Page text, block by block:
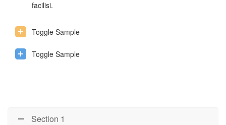
facilisi.
Toggle Sample
Toggle Sample
Section 1